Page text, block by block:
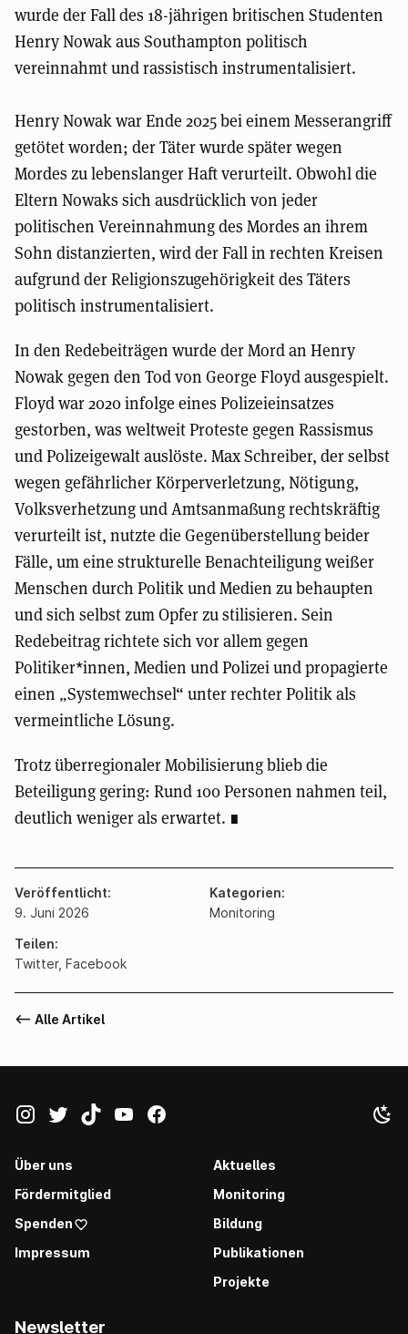
wurde der Fall des 18-jährigen britischen Studenten
Henry Nowak aus Southampton politisch
vereinnahmt und rassistisch instrumentalisiert.
Henry Nowak war Ende 2025 bei einem Messerangriff
getötet worden; der Täter wurde später wegen
Mordes zu lebenslanger Haft verurteilt. Obwohl die
Eltern Nowaks sich ausdrücklich von jeder
politischen Vereinnahmung des Mordes an ihrem
Sohn distanzierten, wird der Fall in rechten Kreisen
aufgrund der Religionszugehörigkeit des Täters
politisch instrumentalisiert.
In den Redebeiträgen wurde der Mord an Henry
Nowak gegen den Tod von George Floyd ausgespielt.
Floyd war 2020 infolge eines Polizeieinsatzes
gestorben, was weltweit Proteste gegen Rassismus
und Polizeigewalt auslöste. Max Schreiber, der selbst
wegen gefährlicher Körperverletzung, Nötigung,
Volksverhetzung und Amtsanmaßung rechtskräftig
verurteilt ist, nutzte die Gegenüberstellung beider
Fälle, um eine strukturelle Benachteiligung weißer
Menschen durch Politik und Medien zu behaupten
und sich selbst zum Opfer zu stilisieren. Sein
Redebeitrag richtete sich vor allem gegen
Politiker*innen, Medien und Polizei und propagierte
einen „Systemwechsel“ unter rechter Politik als
vermeintliche Lösung.
Trotz überregionaler Mobilisierung blieb die
Beteiligung gering: Rund 100 Personen nahmen teil,
deutlich weniger als erwartet.
Veröffentlicht
9. Juni 2026
Kategorien
Monitoring
Teilen
Twitter, Facebook
<-- Alle Artikel
Über uns
Fördermitglied
Spenden
Impressum
Aktuelles
Monitoring
Bildung
Publikationen
Projekte
Newsletter